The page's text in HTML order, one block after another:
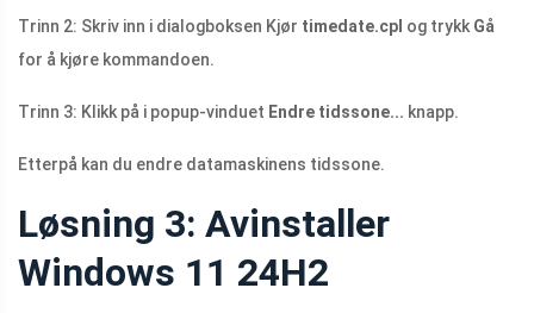
Trinn 2: Skriv inn i dialogboksen Kjør timedate.cpl og trykk Gå
for å kjøre kommandoen.
Trinn 3: Klikk på i popup-vinduet Endre tidssone... knapp.
Etterpå kan du endre datamaskinens tidssone.
Løsning 3: Avinstaller
Windows 11 24H2